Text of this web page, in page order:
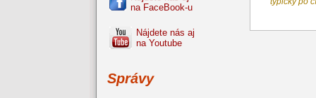
na FaceBook-u
Nájdete nás aj
na Youtube
Správy